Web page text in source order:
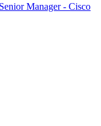
Manager - Cisco